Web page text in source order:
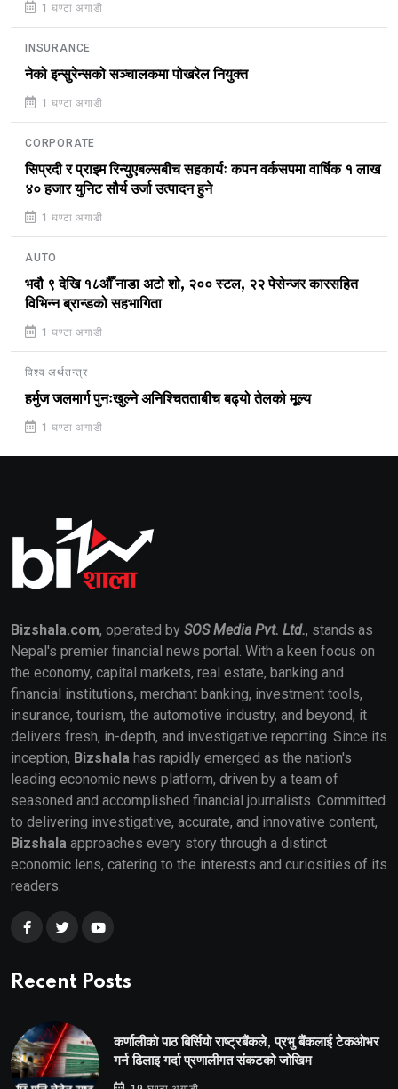
1 घण्टा अगाडी
INSURANCE
नेको इन्सुरेन्सको सञ्चालकमा पोखरेल नियुक्त
1 घण्टा अगाडी
CORPORATE
सिप्रदी र प्राइम रिन्युएबल्सबीच सहकार्यः कपन वर्कसपमा वार्षिक १ लाख
४० हजार युनिट सौर्य उर्जा उत्पादन हुने
1 घण्टा अगाडी
AUTO
भदौ ९ देखि १८औँ नाडा अटो शो, २०० स्टल, २२ पेसेन्जर कारसहित
विभिन्न ब्रान्डको सहभागिता
1 घण्टा अगाडी
विश्व अर्थतन्त्र
हर्मुज जलमार्ग पुनःखुल्ने अनिश्चितताबीच बढ्यो तेलको मूल्य
1 घण्टा अगाडी
Bizshala.com, operated by SOS Media Pvt. Ltd., stands as
Nepal's premier financial news portal. With a keen focus on
the economy, capital markets, real estate, banking and
financial institutions, merchant banking, investment tools,
insurance, tourism, the automotive industry, and beyond, it
delivers fresh, in-depth, and investigative reporting. Since its
inception, Bizshala has rapidly emerged as the nation's
leading economic news platform, driven by a team of
seasoned and accomplished financial journalists. Committed
to delivering investigative, accurate, and innovative content,
Bizshala approaches every story through a distinct
economic lens, catering to the interests and curiosities of its
readers.
Recent Posts
कर्णालीको पाठ बिर्सियो राष्ट्रबैंकले, प्रभु बैंकलाई टेकओभर
गर्न ढिलाइ गर्दा प्रणालीगत संकटको जोखिम